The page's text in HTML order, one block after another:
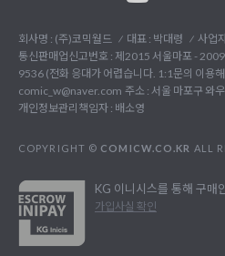
회사명 : (주)코믹월드 대표 : 박대령
사업
통신판매업신고번호 : 제2015 서울마포 -
9536 (전화 응대가 어렵습니다. 1:1문의 이용
comic_w@naver.com 주소 : 서울 마포구 와
개인정보관리책임자 : 배소영
COPYRIGHT © COMICW.CO.KR ALL
KG 이니시스를 통해 구매
가입사실 확인